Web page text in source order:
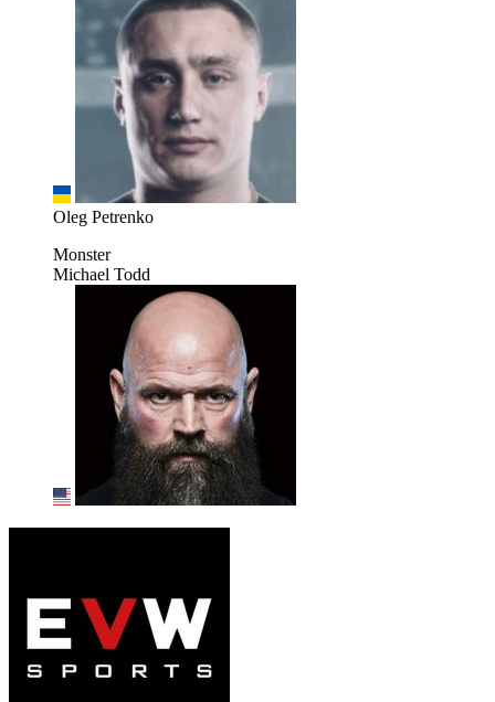
Oleg Petrenko
Monster
Michael Todd